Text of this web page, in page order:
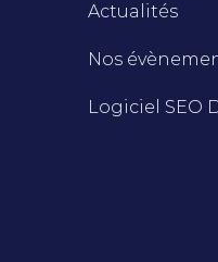
Actualités
Nos
Logiciel SEO